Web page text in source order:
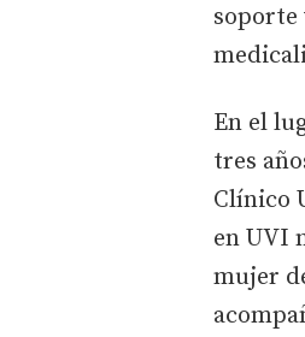
soporte
En el
tres
Clínico
en UVI
mujer